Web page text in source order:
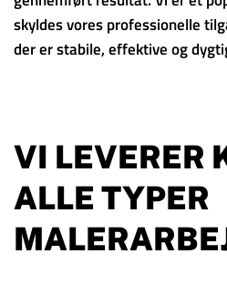
skyldes vores professionelle
der er stabile, effektive og
VI LEVERER
ALLE TYPER